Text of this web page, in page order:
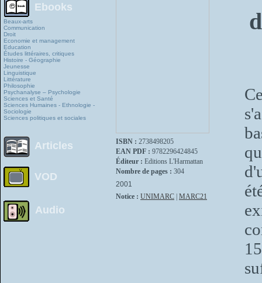
Ebooks
Beaux-arts
Communication
Droit
Economie et management
Education
Études littéraires, critiques
Histoire - Géographie
Jeunesse
Linguistique
Littérature
Philosophie
Psychanalyse – Psychologie
Sciences et Santé
Sciences Humaines - Ethnologie -
Sociologie
Sciences politiques et sociales
Articles
VOD
Audio
ISBN : 2738498205
EAN PDF : 9782296424845
Éditeur : Editions L'Harmattan
Nombre de pages : 304
2001
Notice : UNIMARC MARC21